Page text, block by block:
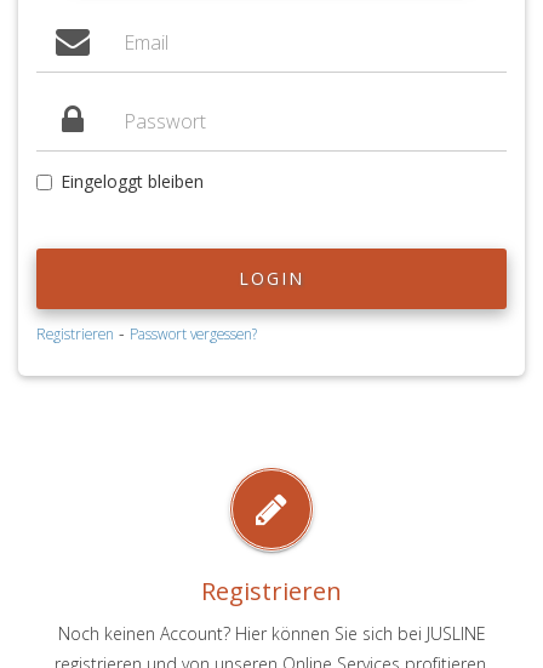
Eingeloggt bleiben
LOGIN
Registrieren - Passwort vergessen?
Registrieren
Noch keinen Account? Hier können Sie sich bei JUSLINE